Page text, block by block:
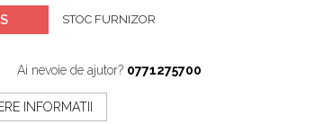
STOC FURNIZOR
Ai nevoie de ajutor? 0771275700
INFORMATII